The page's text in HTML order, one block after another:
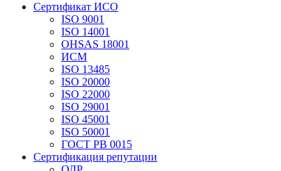
Сертификат ИСО
ISO 9001
ISO 14001
OHSAS 18001
ИСМ
ISO 13485
ISO 20000
ISO 22000
ISO 29001
ISO 45001
ISO 50001
ГОСТ РВ 0015
Сертификация репутации